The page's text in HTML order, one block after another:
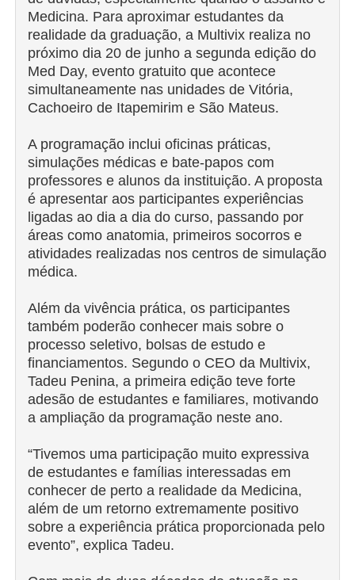
Medicina. Para aproximar estudantes da
realidade da graduação, a Multivix realiza no
próximo dia 20 de junho a segunda edição do
Med Day, evento gratuito que acontece
simultaneamente nas unidades de Vitória,
Cachoeiro de Itapemirim e São Mateus.
A programação inclui oficinas práticas,
simulações médicas e bate-papos com
professores e alunos da instituição. A proposta
é apresentar aos participantes experiências
ligadas ao dia a dia do curso, passando por
áreas como anatomia, primeiros socorros e
atividades realizadas nos centros de simulação
médica.
Além da vivência prática, os participantes
também poderão conhecer mais sobre o
processo seletivo, bolsas de estudo e
financiamentos. Segundo o CEO da Multivix,
Tadeu Penina, a primeira edição teve forte
adesão de estudantes e familiares, motivando
a ampliação da programação neste ano.
“Tivemos uma participação muito expressiva
de estudantes e famílias interessadas em
conhecer de perto a realidade da Medicina,
além de um retorno extremamente positivo
sobre a experiência prática proporcionada pelo
evento”, explica Tadeu.